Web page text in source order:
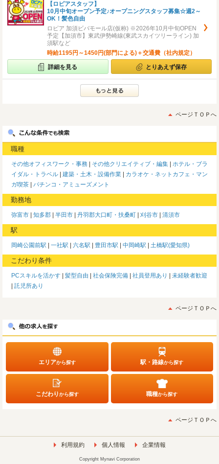
【ロピアスタッフ】
10月中旬オープン予定♪オープニングスタッフ募集☆週2～
OK！髪色自由
ロピア 加須ビバモール店(仮称) ※2026年10月中旬OPEN
予定【加須市】東武伊勢崎線(東武スカイツリーライン) 加
須駅など
時給1195円～1450円(部門による)＋交通費（社内規定）
詳細を見る とりあえず保存
ページＴＯＰへ
職種
その他オフィスワーク・事務 その他クリエイティブ・編集
ホテル・ブラ
イダル・トラベル
建築・土木・設備作業
カラオケ・ネットカフェ・マン
ガ喫茶
パチンコ・アミューズメント
勤務地
弥富市 知多郡 半田市 丹羽郡大口町・扶桑町 刈谷市 清須市
駅
岡崎公園前駅 一社駅 六名駅 豊田市駅 中岡崎駅 土橋駅(愛知県)
こだわり条件
PCスキルを活かす 髪型自由 社会保険完備 社員登用あり
未経験者歓迎
託児所あり
ページＴＯＰへ
エリアから探す 駅・路線から探す
こだわりから探す 職種から探す
ページＴＯＰへ
利用規約 個人情報 企業情報
Copyright Mynavi Corporation